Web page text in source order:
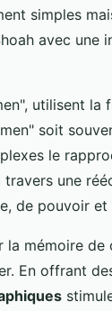
simples
avec une
utilisent la
soit
le
une
de pouvoir et
mémoire de
En offrant